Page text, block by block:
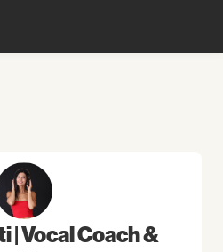
| Vocal Coach &